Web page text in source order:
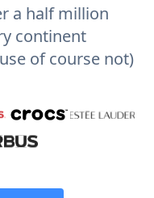
a half million
continent
of course not)